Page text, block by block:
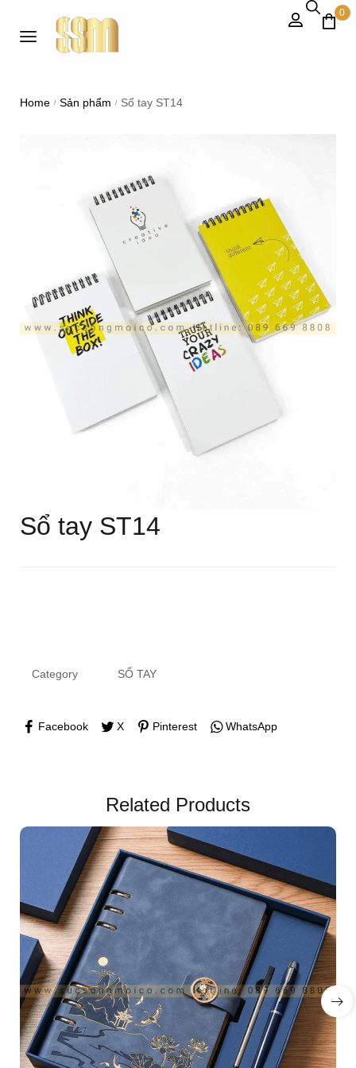
0
Home / Sản phẩm / Sổ tay ST14
Sổ tay ST14
Category SỔ TAY
Facebook X Pinterest WhatsApp
Related Products